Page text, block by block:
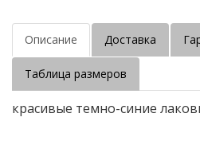
Описание Доставка
Таблица размеров
красивые темно-синие